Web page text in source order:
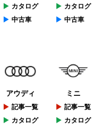
カタログ
中古車
カタログ
中古車
アウディ
記事一覧
カタログ
ミニ
記事一覧
カタログ